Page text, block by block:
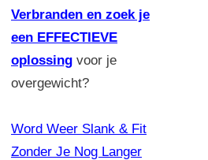
Verbranden en zoek je
een EFFECTIEVE
oplossing voor je
overgewicht?
Word Weer Slank & Fit
Zonder Je Nog Langer